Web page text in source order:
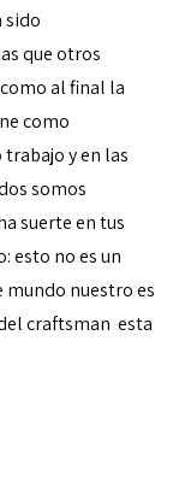
sido
que otros
al final la
como
y en las
somos
suerte en tus
esto no es un
mundo nuestro es
craftsman esta